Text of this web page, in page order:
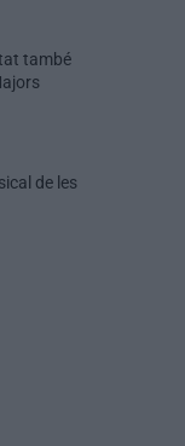
també
de les